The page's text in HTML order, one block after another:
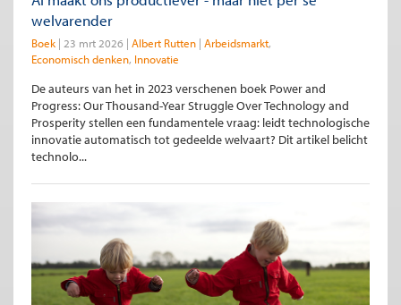
welvarender
Boek 23 mrt 2026 Albert Rutten Arbeidsmarkt
Economisch denken Innovatie
De auteurs van het in 2023 verschenen boek Power and
Progress: Our Thousand-Year Struggle Over Technology and
Prosperity stellen een fundamentele vraag: leidt technologische
innovatie automatisch tot gedeelde welvaart? Dit artikel belicht
technolo...